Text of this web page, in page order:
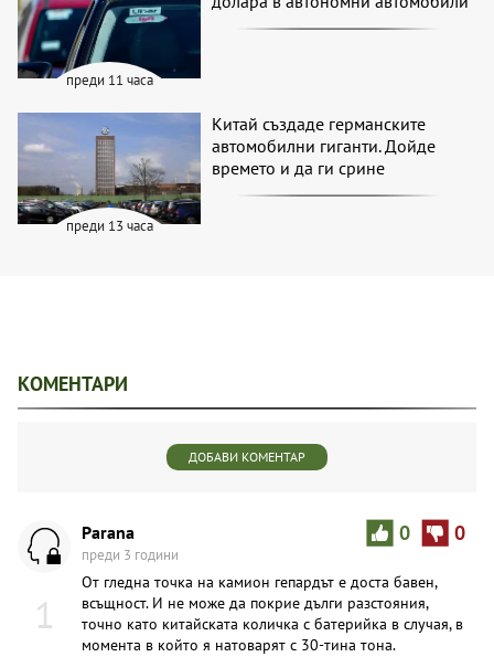
преди 11 часа
преди 13 часа
Китай създаде германските
автомобилни гиганти. Дойде
времето и да ги срине
КОМЕНТАРИ
ДОБАВИ КОМЕНТАР
1
0 0
Parana
преди 3 години
От гледна точка на камион гепардът е доста бавен,
всъщност. И не може да покрие дълги разстояния,
точно като китайската количка с батерийка в случая, в
момента в който я натоварят с 30-тина тона.